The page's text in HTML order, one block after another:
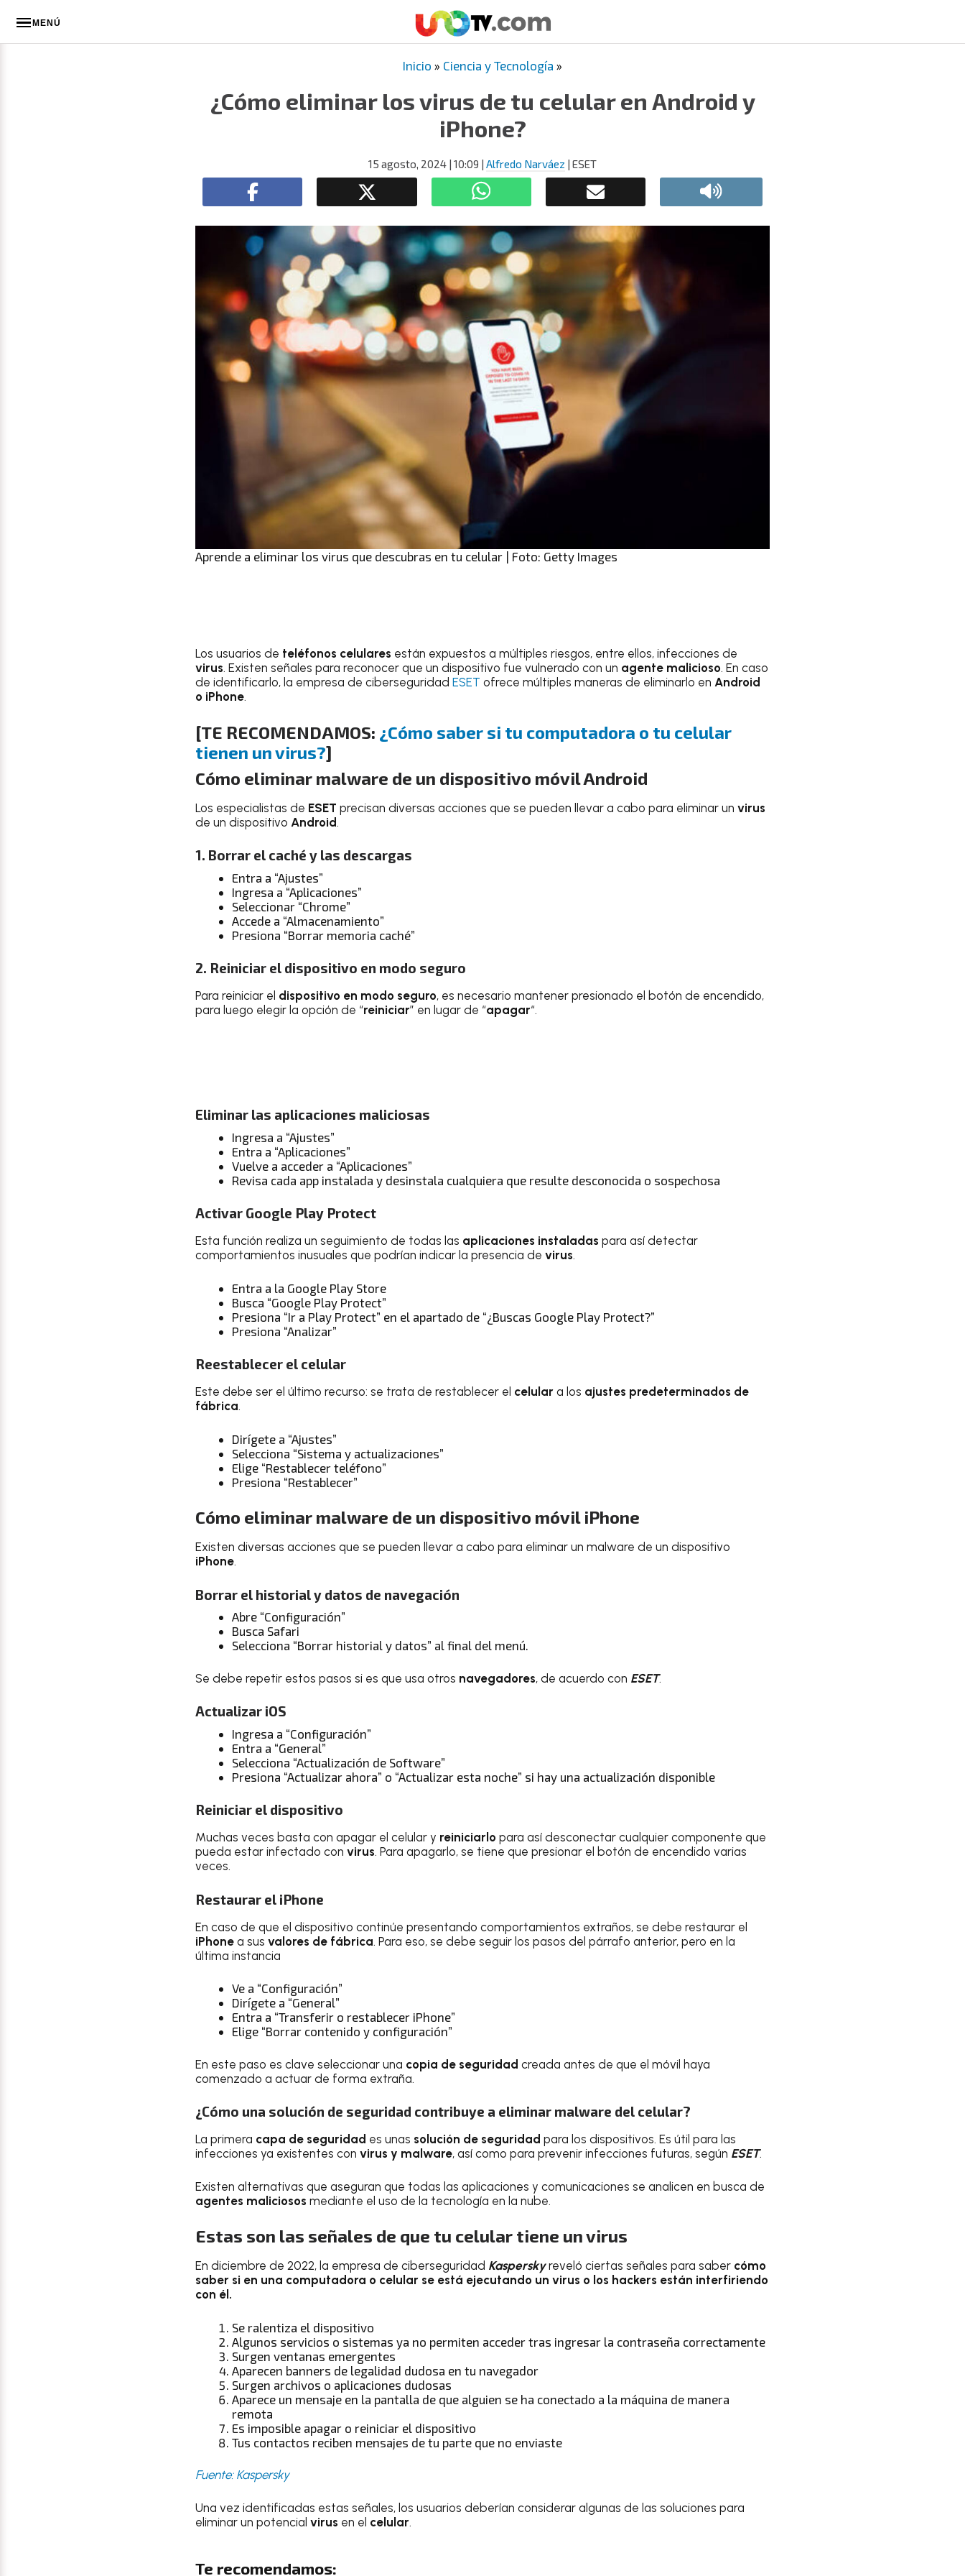
MENÚ
Inicio » Ciencia y Tecnología »
¿Cómo eliminar los virus de tu celular en Android y
iPhone?
15 agosto, 2024 | 10:09 | Alfredo Narváez | ESET
Aprende a eliminar los virus que descubras en tu celular | Foto: Getty Images
Los usuarios de teléfonos celulares están expuestos a múltiples riesgos, entre ellos, infecciones de
virus. Existen señales para reconocer que un dispositivo fue vulnerado con un agente malicioso. En caso
de identificarlo, la empresa de ciberseguridad ESET ofrece múltiples maneras de eliminarlo en Android
o iPhone.
[TE RECOMENDAMOS: ¿Cómo saber si tu computadora o tu celular
tienen un virus?]
Cómo eliminar malware de un dispositivo móvil Android
Los especialistas de ESET precisan diversas acciones que se pueden llevar a cabo para eliminar un virus
de un dispositivo Android.
1. Borrar el caché y las descargas
Entra a “Ajustes”
Ingresa a “Aplicaciones”
Seleccionar “Chrome”
Accede a “Almacenamiento”
Presiona “Borrar memoria caché”
2. Reiniciar el dispositivo en modo seguro
Para reiniciar el dispositivo en modo seguro, es necesario mantener presionado el botón de encendido,
para luego elegir la opción de “reiniciar” en lugar de “apagar“.
Eliminar las aplicaciones maliciosas
Ingresa a “Ajustes”
Entra a “Aplicaciones”
Vuelve a acceder a “Aplicaciones”
Revisa cada app instalada y desinstala cualquiera que resulte desconocida o sospechosa
Activar Google Play Protect
Esta función realiza un seguimiento de todas las aplicaciones instaladas para así detectar
comportamientos inusuales que podrían indicar la presencia de virus.
Entra a la Google Play Store
Busca “Google Play Protect”
Presiona “Ir a Play Protect” en el apartado de “¿Buscas Google Play Protect?”
Presiona “Analizar”
Reestablecer el celular
Este debe ser el último recurso: se trata de restablecer el celular a los ajustes predeterminados de
fábrica.
Dirígete a “Ajustes”
Selecciona “Sistema y actualizaciones”
Elige “Restablecer teléfono”
Presiona “Restablecer”
Cómo eliminar malware de un dispositivo móvil iPhone
Existen diversas acciones que se pueden llevar a cabo para eliminar un malware de un dispositivo
iPhone.
Borrar el historial y datos de navegación
Abre “Configuración”
Busca Safari
Selecciona “Borrar historial y datos” al final del menú.
Se debe repetir estos pasos si es que usa otros navegadores, de acuerdo con ESET.
Actualizar iOS
Ingresa a “Configuración”
Entra a “General”
Selecciona “Actualización de Software”
Presiona “Actualizar ahora” o “Actualizar esta noche” si hay una actualización disponible
Reiniciar el dispositivo
Muchas veces basta con apagar el celular y reiniciarlo para así desconectar cualquier componente que
pueda estar infectado con virus. Para apagarlo, se tiene que presionar el botón de encendido varias
veces.
Restaurar el iPhone
En caso de que el dispositivo continúe presentando comportamientos extraños, se debe restaurar el
iPhone a sus valores de fábrica. Para eso, se debe seguir los pasos del párrafo anterior, pero en la
última instancia
Ve a “Configuración”
Dirígete a “General”
Entra a “Transferir o restablecer iPhone”
Elige “Borrar contenido y configuración”
En este paso es clave seleccionar una copia de seguridad creada antes de que el móvil haya
comenzado a actuar de forma extraña.
¿Cómo una solución de seguridad contribuye a eliminar malware del celular?
La primera capa de seguridad es unas solución de seguridad para los dispositivos. Es útil para las
infecciones ya existentes con virus y malware, así como para prevenir infecciones futuras, según ESET.
Existen alternativas que aseguran que todas las aplicaciones y comunicaciones se analicen en busca de
agentes maliciosos mediante el uso de la tecnología en la nube.
Estas son las señales de que tu celular tiene un virus
En diciembre de 2022, la empresa de ciberseguridad Kasperskyreveló ciertas señales para saber cómo
saber si en una computadora o celular se está ejecutando un virus o los hackers están interfiriendo
con él.
Se ralentiza el dispositivo
Algunos servicios o sistemas ya no permiten acceder tras ingresar la contraseña correctamente
Surgen ventanas emergentes
Aparecen banners de legalidad dudosa en tu navegador
Surgen archivos o aplicaciones dudosas
Aparece un mensaje en la pantalla de que alguien se ha conectado a la máquina de manera
remota
Es imposible apagar o reiniciar el dispositivo
Tus contactos reciben mensajes de tu parte que no enviaste
Fuente: Kaspersky
Una vez identificadas estas señales, los usuarios deberían considerar algunas de las soluciones para
eliminar un potencial virus en el celular.
Te recomendamos: